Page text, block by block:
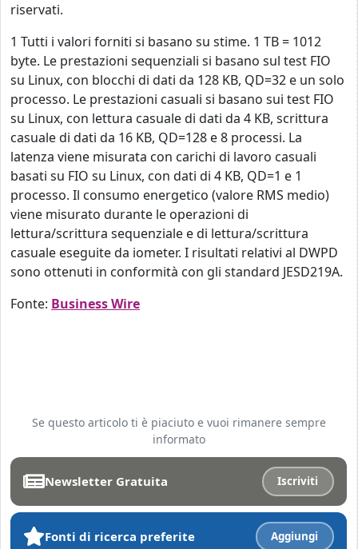
riservati.
1 Tutti i valori forniti si basano su stime. 1 TB = 1012
byte. Le prestazioni sequenziali si basano sul test FIO
su Linux, con blocchi di dati da 128 KB, QD=32 e un solo
processo. Le prestazioni casuali si basano sui test FIO
su Linux, con lettura casuale di dati da 4 KB, scrittura
casuale di dati da 16 KB, QD=128 e 8 processi. La
latenza viene misurata con carichi di lavoro casuali
basati su FIO su Linux, con dati di 4 KB, QD=1 e 1
processo. Il consumo energetico (valore RMS medio)
viene misurato durante le operazioni di
lettura/scrittura sequenziale e di lettura/scrittura
casuale eseguite da iometer. I risultati relativi al DWPD
sono ottenuti in conformità con gli standard JESD219A.
Fonte: Business Wire
Se questo articolo ti è piaciuto e vuoi rimanere sempre
informato
Newsletter Gratuita Iscriviti
Fonti di ricerca preferite Aggiungi